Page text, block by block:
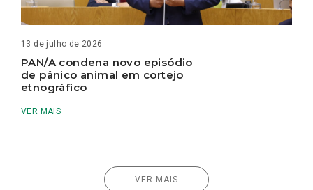
13 de julho de 2026
PAN/A condena novo episódio
de pânico animal em cortejo
etnográfico
VER MAIS
VER MAIS